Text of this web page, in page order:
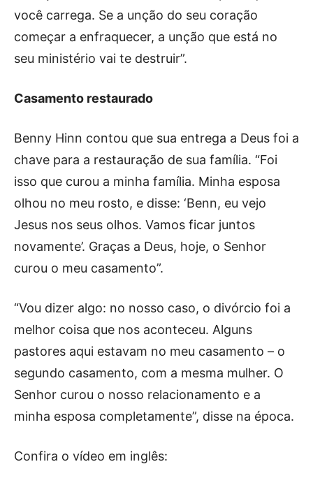
você carrega. Se a unção do seu coração
começar a enfraquecer, a unção que está no
seu ministério vai te destruir”.
Casamento restaurado
Benny Hinn contou que sua entrega a Deus foi a
chave para a restauração de sua família. “Foi
isso que curou a minha família. Minha esposa
olhou no meu rosto, e disse: ‘Benn, eu vejo
Jesus nos seus olhos. Vamos ficar juntos
novamente’. Graças a Deus, hoje, o Senhor
curou o meu casamento”.
“Vou dizer algo: no nosso caso, o divórcio foi a
melhor coisa que nos aconteceu. Alguns
pastores aqui estavam no meu casamento – o
segundo casamento, com a mesma mulher. O
Senhor curou o nosso relacionamento e a
minha esposa completamente”, disse na época.
Confira o vídeo em inglês: